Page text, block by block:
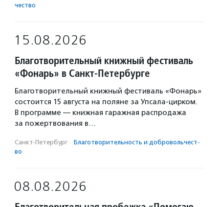
чест­во
15.08.2026
Благотворительный книжный фестиваль
«Фонарь» в Санкт-Петербурге
Благотворительный книжный фестиваль «Фонарь»
состоится 15 августа на поляне за Упсала-цирком.
В программе — книжная гаражная распродажа
за пожертвования в…
Санкт-Петербург · Благотвори­тель­ность и доброволь­чест­
во
08.08.2026